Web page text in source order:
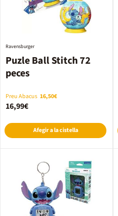
Puzle Ball Stitch 72
peces
Ravensburger
Preu Abacus 16,50€
16,99€
Afegir a la cistella